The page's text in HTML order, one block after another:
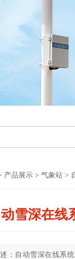
产品展示 > 气象站 >
雪深在线
：自动雪深在线系